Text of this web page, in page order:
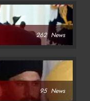
262 News
95 News